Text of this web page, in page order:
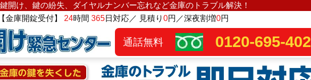
開け、鍵の紛失、ダイヤルナンバー忘れなど金庫のトラブル解決！
金庫開錠受付】 24時間 365日対応／ 見積り 0円／深夜割増0円
通話無料 0120-695-402